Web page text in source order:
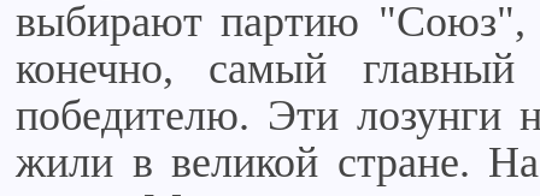
выбирают партию
конечно, самый
победителю. Эти лозунги
жили в великой стране.